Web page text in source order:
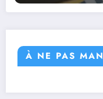
À NE PAS